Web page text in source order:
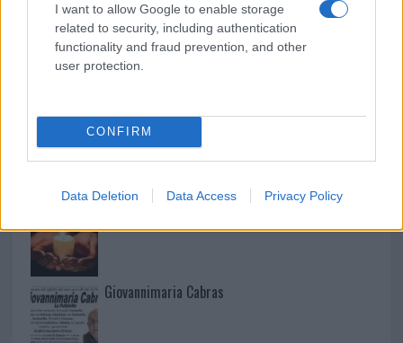
I want to allow Google to enable storage
related to security, including authentication
functionality and fraud prevention, and other
user protection.
CONFIRM
Data Deletion Data Access Privacy Policy
I nostri cari
I nostri cari
Giovannimaria Cabras